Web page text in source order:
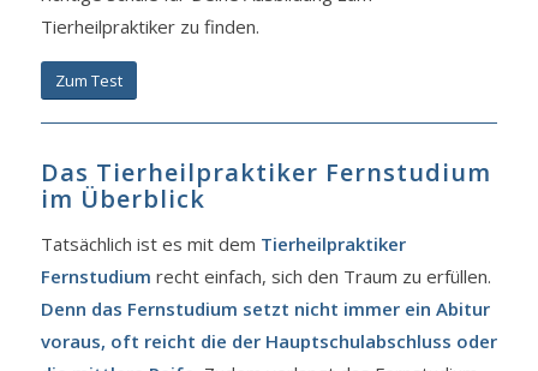
Tierheilpraktiker zu finden.
Zum Test
Das Tierheilpraktiker Fernstudium
im Überblick
Tatsächlich ist es mit dem Tierheilpraktiker
Fernstudium recht einfach, sich den Traum zu erfüllen.
Denn das Fernstudium setzt nicht immer ein Abitur
voraus, oft reicht die der Hauptschulabschluss oder